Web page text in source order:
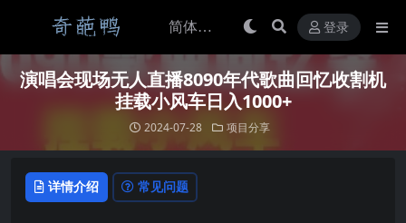
登录
演唱会现场无人直播8090年代歌曲回忆收割机
挂载小风车日入1000+
2024-07-28 项目分享
详情介绍 常见问题